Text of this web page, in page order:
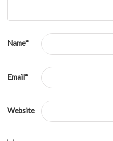
Name*
Email*
Website